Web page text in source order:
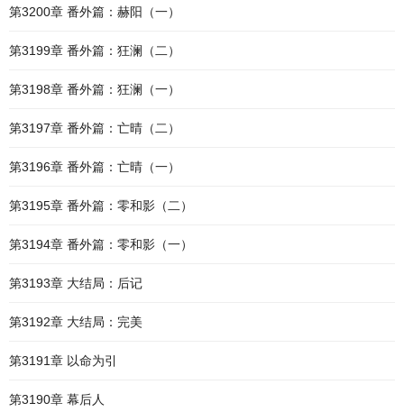
第3200章 番外篇：赫阳（一）
第3199章 番外篇：狂澜（二）
第3198章 番外篇：狂澜（一）
第3197章 番外篇：亡晴（二）
第3196章 番外篇：亡晴（一）
第3195章 番外篇：零和影（二）
第3194章 番外篇：零和影（一）
第3193章 大结局：后记
第3192章 大结局：完美
第3191章 以命为引
第3190章 幕后人